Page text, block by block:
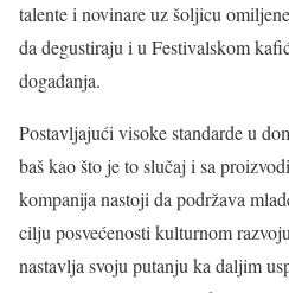
talente i novinare uz šoljicu
da degustiraju i u Festivalskom
događanja.
Postavljajući visoke standarde u
baš kao što je to slučaj i sa
kompanija nastoji da podržava
cilju posvećenosti kulturnom
nastavlja svoju putanju ka daljim